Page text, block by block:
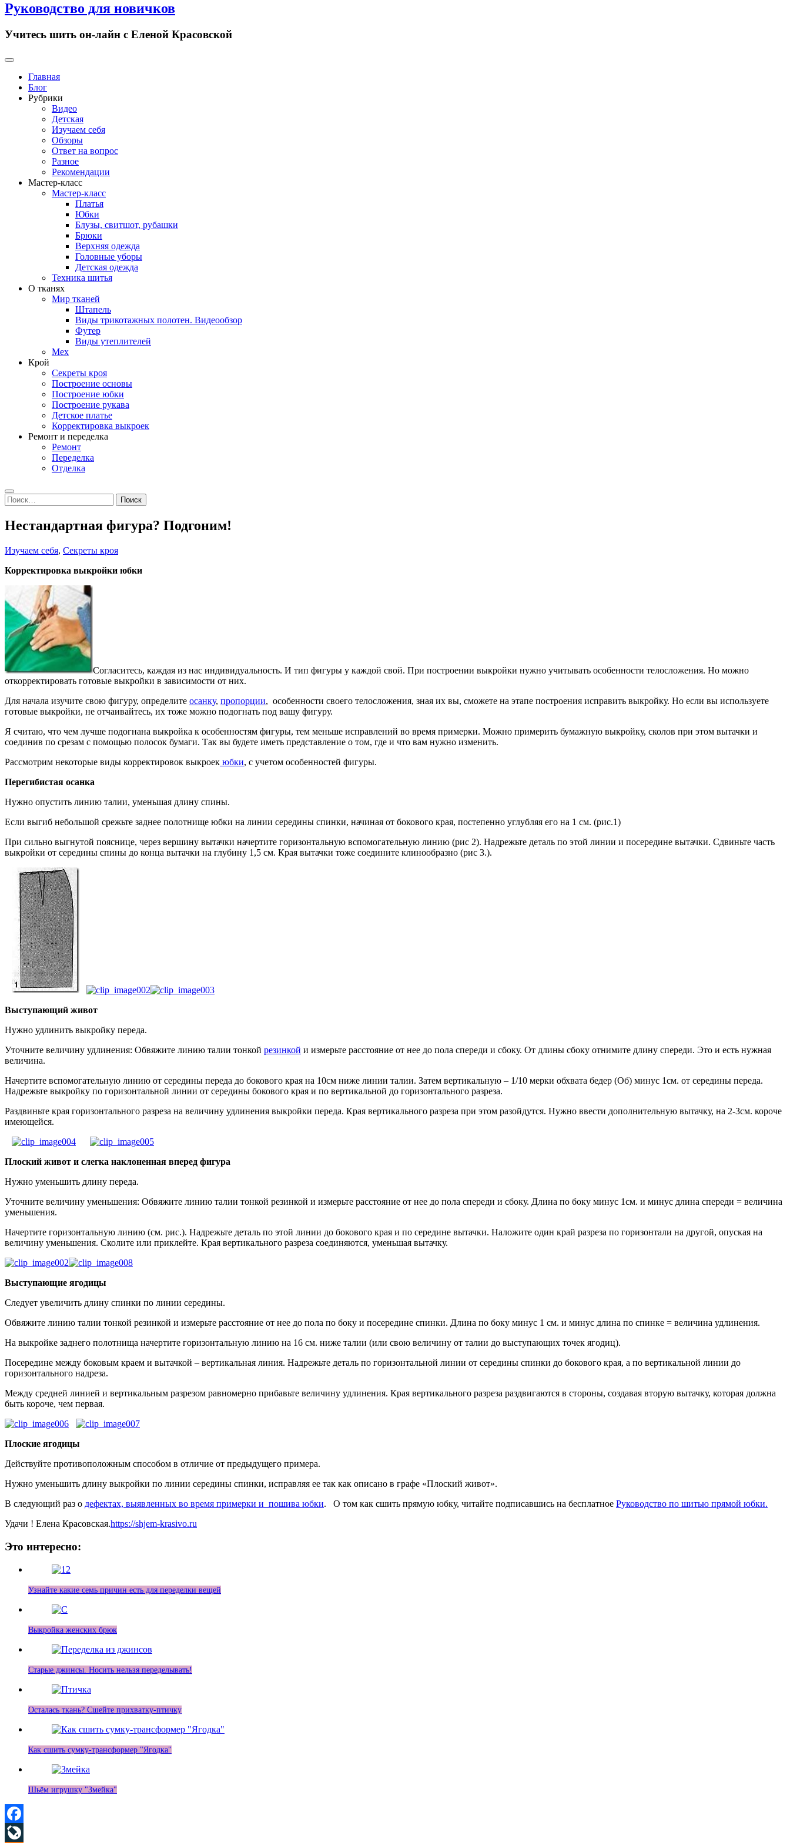
Руководство для новичков
Учитесь шить он-лайн с Еленой Красовской
Primary
Главная
Блог
Рубрики
Видео
Детская
Изучаем себя
Обзоры
Ответ на вопрос
Разное
Рекомендации
Мастер-класс
Мастер-класс
Платья
Юбки
Блузы, свитшот, рубашки
Брюки
Верхняя одежда
Головные уборы
Детская одежда
Техника шитья
О тканях
Мир тканей
Штапель
Виды трикотажных полотен. Видеообзор
Футер
Виды утеплителей
Мех
Крой
Секреты кроя
Построение основы
Построение юбки
Построение рукава
Детское платье
Корректировка выкроек
Ремонт и переделка
Ремонт
Переделка
Отделка
Search
Найти:
Нестандартная фигура? Подгоним!
Изучаем себя, Секреты кроя
Корректировка выкройки юбки
Согласитесь, каждая из нас индивидуальность. И тип фигуры у каждой свой. При построении выкройки нужно учитывать особенности телосложения. Но можно
откорректировать готовые выкройки в зависимости от них.
Для начала изучите свою фигуру, определите осанку, пропорции, особенности своего телосложения, зная их вы, сможете на этапе построения исправить выкройку. Но если вы используете
готовые выкройки, не отчаивайтесь, их тоже можно подогнать под вашу фигуру.
Я считаю, что чем лучше подогнана выкройка к особенностям фигуры, тем меньше исправлений во время примерки. Можно примерить бумажную выкройку, сколов при этом вытачки и
соединив по срезам с помощью полосок бумаги. Так вы будете иметь представление о том, где и что вам нужно изменить.
Рассмотрим некоторые виды корректировок выкроек юбки, с учетом особенностей фигуры.
Перегибистая осанка
Нужно опустить линию талии, уменьшая длину спины.
Если выгиб небольшой срежьте заднее полотнище юбки на линии середины спинки, начиная от бокового края, постепенно углубляя его на 1 см. (рис.1)
При сильно выгнутой пояснице, через вершину вытачки начертите горизонтальную вспомогательную линию (рис 2). Надрежьте деталь по этой линии и посередине вытачки. Сдвиньте часть
выкройки от середины спины до конца вытачки на глубину 1,5 см. Края вытачки тоже соедините клинообразно (рис 3.).
Выступающий живот
Нужно удлинить выкройку переда.
Уточните величину удлинения: Обвяжите линию талии тонкой резинкой и измерьте расстояние от нее до пола спереди и сбоку. От длины сбоку отнимите длину спереди. Это и есть нужная
величина.
Начертите вспомогательную линию от середины переда до бокового края на 10см ниже линии талии. Затем вертикальную – 1/10 мерки обхвата бедер (Об) минус 1см. от середины переда.
Надрежьте выкройку по горизонтальной линии от середины бокового края и по вертикальной до горизонтального разреза.
Раздвиньте края горизонтального разреза на величину удлинения выкройки переда. Края вертикального разреза при этом разойдутся. Нужно ввести дополнительную вытачку, на 2-3см. короче
имеющейся.
Плоский живот и слегка наклоненная вперед фигура
Нужно уменьшить длину переда.
Уточните величину уменьшения: Обвяжите линию талии тонкой резинкой и измерьте расстояние от нее до пола спереди и сбоку. Длина по боку минус 1см. и минус длина спереди = величина
уменьшения.
Начертите горизонтальную линию (см. рис.). Надрежьте деталь по этой линии до бокового края и по середине вытачки. Наложите один край разреза по горизонтали на другой, опуская на
величину уменьшения. Сколите или приклейте. Края вертикального разреза соединяются, уменьшая вытачку.
Выступающие ягодицы
Следует увеличить длину спинки по линии середины.
Обвяжите линию талии тонкой резинкой и измерьте расстояние от нее до пола по боку и посередине спинки. Длина по боку минус 1 см. и минус длина по спинке = величина удлинения.
На выкройке заднего полотнища начертите горизонтальную линию на 16 см. ниже талии (или свою величину от талии до выступающих точек ягодиц).
Посередине между боковым краем и вытачкой – вертикальная линия. Надрежьте деталь по горизонтальной линии от середины спинки до бокового края, а по вертикальной линии до
горизонтального надреза.
Между средней линией и вертикальным разрезом равномерно прибавьте величину удлинения. Края вертикального разреза раздвигаются в стороны, создавая вторую вытачку, которая должна
быть короче, чем первая.
Плоские ягодицы
Действуйте противоположным способом в отличие от предыдущего примера.
Нужно уменьшить длину выкройки по линии середины спинки, исправляя ее так как описано в графе «Плоский живот».
В следующий раз о дефектах, выявленных во время примерки и пошива юбки. О том как сшить прямую юбку, читайте подписавшись на бесплатное Руководство по шитью прямой юбки.
Удачи ! Елена Красовская.https://shjem-krasivo.ru
Это интересно:
Узнайте какие семь причин есть для переделки вещей
Выкройка женских брюк
Старые джинсы. Носить нельзя переделывать!
Осталась ткань? Сшейте прихватку-птичку
Как сшить сумку-трансформер "Ягодка"
Шьём игрушку "Змейка"
Facebook